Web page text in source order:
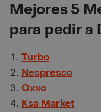
Mejores 5
para pedir a
Turbo
Nespresso
Oxxo
Ksa Market